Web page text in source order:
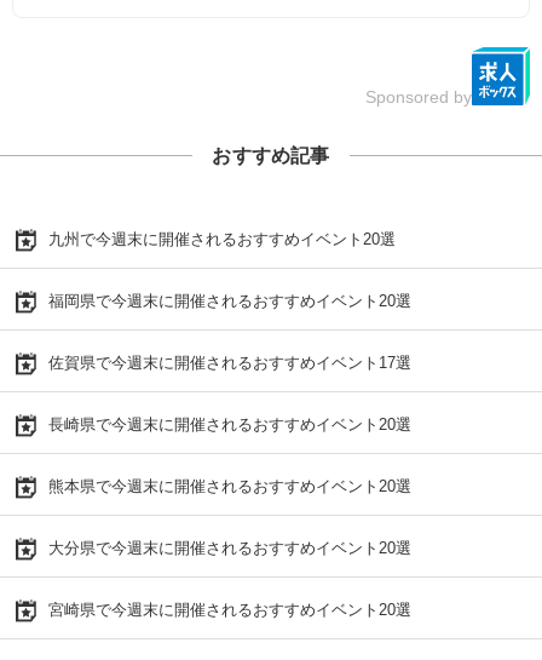
Sponsored by
おすすめ記事
九州で今週末に開催されるおすすめイベント20選
福岡県で今週末に開催されるおすすめイベント20選
佐賀県で今週末に開催されるおすすめイベント17選
長崎県で今週末に開催されるおすすめイベント20選
熊本県で今週末に開催されるおすすめイベント20選
大分県で今週末に開催されるおすすめイベント20選
宮崎県で今週末に開催されるおすすめイベント20選